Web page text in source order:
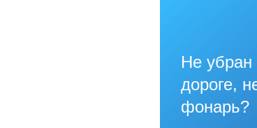
Не убран
дороге,
фонарь?